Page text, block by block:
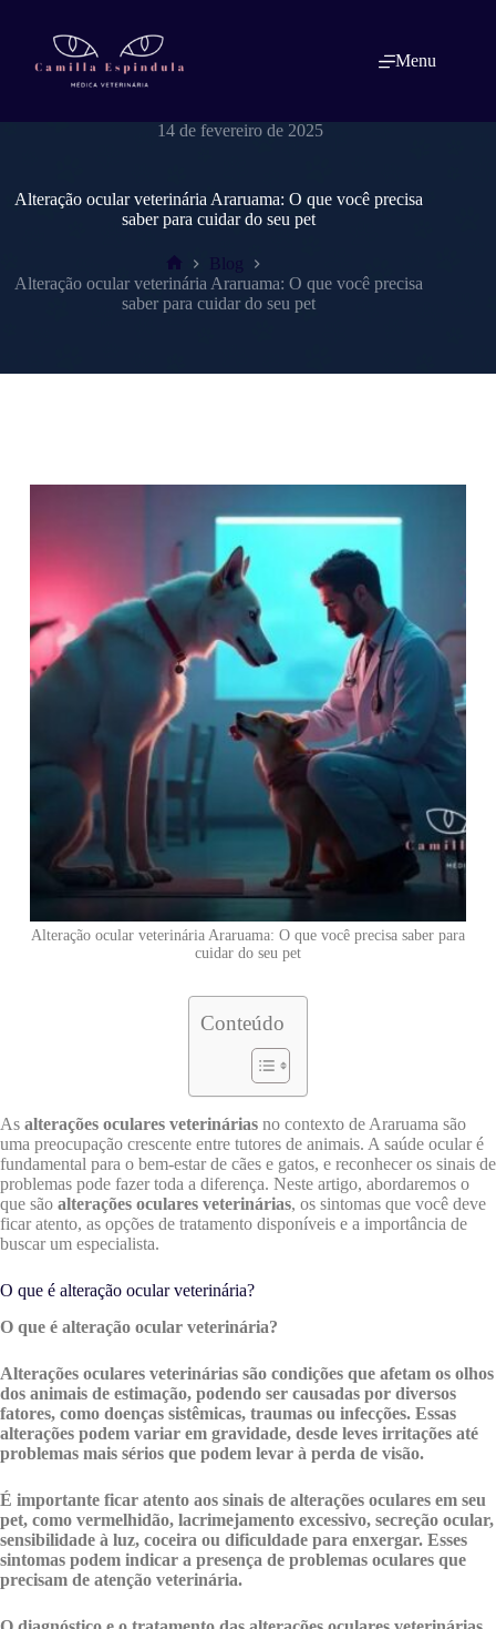
conteúdo
Menu
14 de fevereiro de 2025
Alteração ocular veterinária Araruama: O que você precisa
saber para cuidar do seu pet
Home
Blog
Alteração ocular veterinária Araruama: O que você precisa
saber para cuidar do seu pet
Alteração ocular veterinária Araruama: O que você precisa saber para
cuidar do seu pet
Conteúdo
As alterações oculares veterinárias no contexto de Araruama são
uma preocupação crescente entre tutores de animais. A saúde ocular é
fundamental para o bem-estar de cães e gatos, e reconhecer os sinais de
problemas pode fazer toda a diferença. Neste artigo, abordaremos o
que são alterações oculares veterinárias, os sintomas que você deve
ficar atento, as opções de tratamento disponíveis e a importância de
buscar um especialista.
O que é alteração ocular veterinária?
O que é alteração ocular veterinária?
Alterações oculares veterinárias são condições que afetam os olhos
dos animais de estimação, podendo ser causadas por diversos
fatores, como doenças sistêmicas, traumas ou infecções. Essas
alterações podem variar em gravidade, desde leves irritações até
problemas mais sérios que podem levar à perda de visão.
É importante ficar atento aos sinais de alterações oculares em seu
pet, como vermelhidão, lacrimejamento excessivo, secreção ocular,
sensibilidade à luz, coceira ou dificuldade para enxergar. Esses
sintomas podem indicar a presença de problemas oculares que
precisam de atenção veterinária.